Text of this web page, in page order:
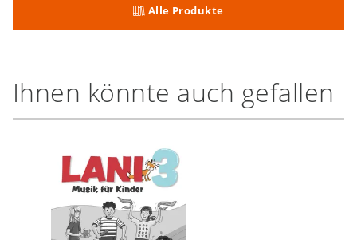
Alle Produkte
Ihnen könnte auch gefallen